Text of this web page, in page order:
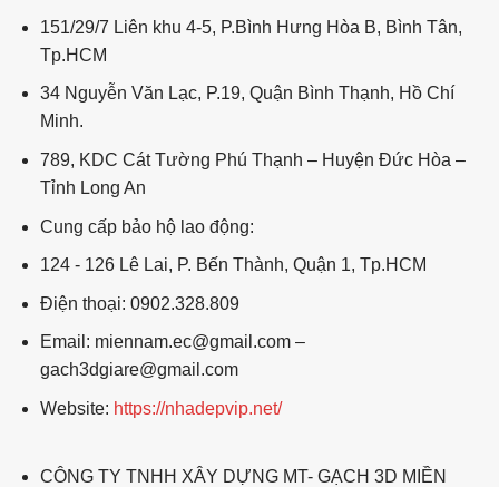
151/29/7 Liên khu 4-5, P.Bình Hưng Hòa B, Bình Tân,
Tp.HCM
34 Nguyễn Văn Lạc, P.19, Quận Bình Thạnh, Hồ Chí
Minh.
789, KDC Cát Tường Phú Thạnh – Huyện Đức Hòa –
Tỉnh Long An
Cung cấp bảo hộ lao động:
124 - 126 Lê Lai, P. Bến Thành, Quận 1, Tp.HCM
Điện thoại: 0902.328.809
Email: miennam.ec@gmail.com –
gach3dgiare@gmail.com
Website: https://nhadepvip.net/
CÔNG TY TNHH XÂY DỰNG MT- GẠCH 3D MIỀN